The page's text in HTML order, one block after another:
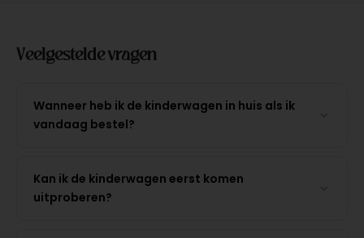
Veelgestelde vragen
Wanneer heb ik de kinderwagen in huis als ik
vandaag bestel?
Kan ik de kinderwagen eerst komen
uitproberen?